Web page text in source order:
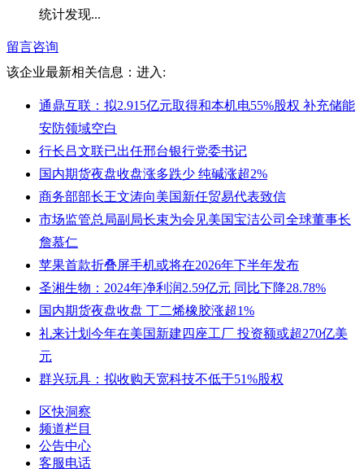
统计发现...
留言咨询
该企业最新相关信息： 进入:
通鼎互联：拟2.915亿元取得和本机电55%股权 补充储能
安防领域空白
行长吕文联已出任邢台银行党委书记
国内期货夜盘收盘涨多跌少 纯碱涨超2%
商务部部长王文涛向美国新任贸易代表致信
市场监管总局副局长束为会见美国宝洁公司全球董事长
詹慕仁
苹果首款折叠屏手机或将在2026年下半年发布
圣湘生物：2024年净利润2.59亿元 同比下降28.78%
国内期货夜盘收盘 丁二烯橡胶涨超1%
礼来计划今年在美国新建四座工厂 投资额或超270亿美
元
群兴玩具：拟收购天宽科技不低于51%股权
区快洞察
频道栏目
公告中心
客服电话